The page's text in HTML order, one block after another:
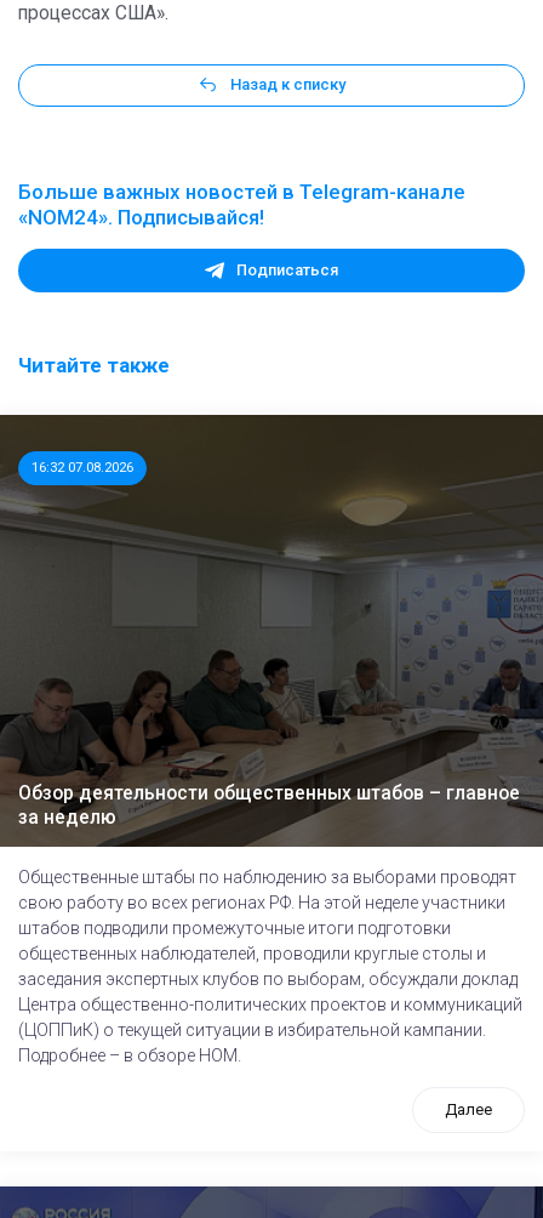
процессах США».
Назад к списку
Больше важных новостей в Telegram-канале
«NOM24». Подписывайся!
Подписаться
Читайте также
16:32 07.08.2026
Обзор деятельности общественных штабов – главное
за неделю
Общественные штабы по наблюдению за выборами проводят
свою работу во всех регионах РФ. На этой неделе участники
штабов подводили промежуточные итоги подготовки
общественных наблюдателей, проводили круглые столы и
заседания экспертных клубов по выборам, обсуждали доклад
Центра общественно-политических проектов и коммуникаций
(ЦОППиК) о текущей ситуации в избирательной кампании.
Подробнее – в обзоре НОМ.
Далее